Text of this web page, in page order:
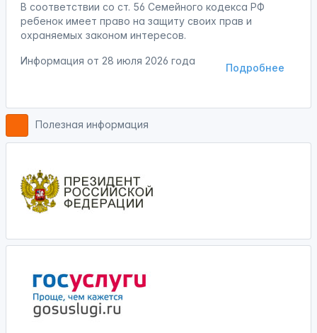
В соответствии со ст. 56 Семейного кодекса РФ
ребенок имеет право на защиту своих прав и
охраняемых законом интересов.
Подробнее
Информация от 28 июля 2026 года
Полезная информация